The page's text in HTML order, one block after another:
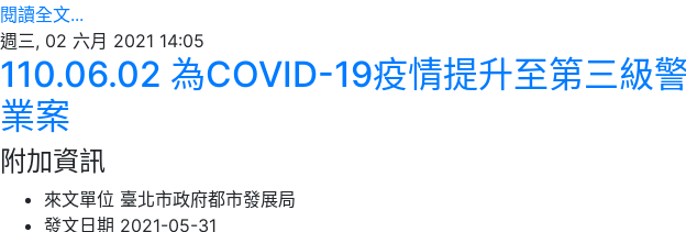
閱讀全文...
週三, 02 六月 2021 14:05
110.06.02 為COVID-19疫情提升至第三級
業案
附加資訊
來文單位 臺北市政府都市發展局
發文日期 2021-05-31